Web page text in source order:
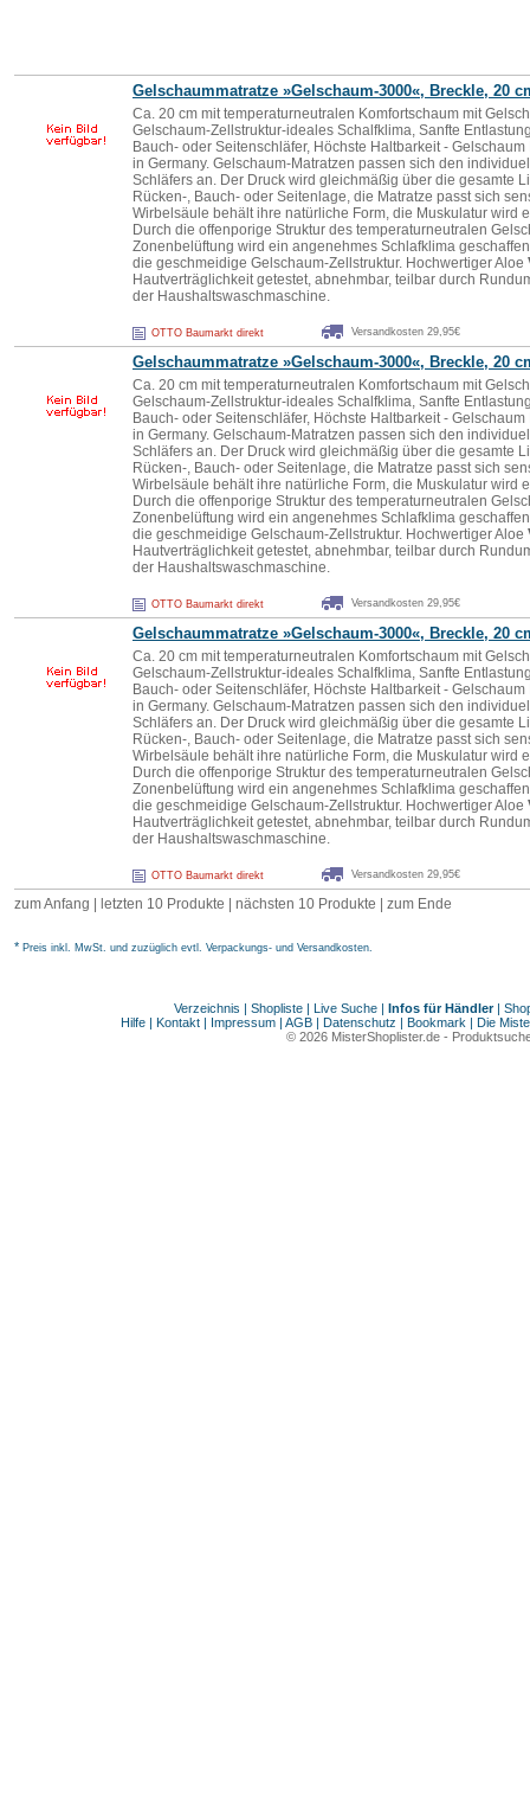
Gelschaummatratze »Gelschaum-3000«, Breckle, 20
Ca. 20 cm mit temperaturneutralen Komfortschaum mit
Gelschaum-Zellstruktur-ideales Schalfklima, Sanfte
Bauch- oder Seitenschläfer, Höchste Haltbarkeit -
in Germany. Gelschaum-Matratzen passen sich den
Schläfers an. Der Druck wird gleichmäßig über die gesamte
Rücken-, Bauch- oder Seitenlage, die Matratze passt sich
Wirbelsäule behält ihre natürliche Form, die Muskulatur wird
Durch die offenporige Struktur des temperaturneutralen
Zonenbelüftung wird ein angenehmes Schlafklima
die geschmeidige Gelschaum-Zellstruktur. Hochwertiger Aloe
Hautverträglichkeit getestet, abnehmbar, teilbar durch
der Haushaltswaschmaschine.
OTTO Baumarkt direkt Versandkosten 29,95€
Gelschaummatratze »Gelschaum-3000«, Breckle, 20
Ca. 20 cm mit temperaturneutralen Komfortschaum mit
Gelschaum-Zellstruktur-ideales Schalfklima, Sanfte
Bauch- oder Seitenschläfer, Höchste Haltbarkeit -
in Germany. Gelschaum-Matratzen passen sich den
Schläfers an. Der Druck wird gleichmäßig über die gesamte
Rücken-, Bauch- oder Seitenlage, die Matratze passt sich
Wirbelsäule behält ihre natürliche Form, die Muskulatur wird
Durch die offenporige Struktur des temperaturneutralen
Zonenbelüftung wird ein angenehmes Schlafklima
die geschmeidige Gelschaum-Zellstruktur. Hochwertiger Aloe
Hautverträglichkeit getestet, abnehmbar, teilbar durch
der Haushaltswaschmaschine.
OTTO Baumarkt direkt Versandkosten 29,95€
Gelschaummatratze »Gelschaum-3000«, Breckle, 20
Ca. 20 cm mit temperaturneutralen Komfortschaum mit
Gelschaum-Zellstruktur-ideales Schalfklima, Sanfte
Bauch- oder Seitenschläfer, Höchste Haltbarkeit -
in Germany. Gelschaum-Matratzen passen sich den
Schläfers an. Der Druck wird gleichmäßig über die gesamte
Rücken-, Bauch- oder Seitenlage, die Matratze passt sich
Wirbelsäule behält ihre natürliche Form, die Muskulatur wird
Durch die offenporige Struktur des temperaturneutralen
Zonenbelüftung wird ein angenehmes Schlafklima
die geschmeidige Gelschaum-Zellstruktur. Hochwertiger Aloe
Hautverträglichkeit getestet, abnehmbar, teilbar durch
der Haushaltswaschmaschine.
OTTO Baumarkt direkt Versandkosten 29,95€
zum Anfang letzten 10 Produkte nächsten 10 Produkte zum Ende
* Preis inkl. MwSt. und zuzüglich evtl. Verpackungs- und Versandkosten.
Verzeichnis | Shopliste| Live Suche| Infos für Händler|
Hilfe | Kontakt | Impressum | AGB | Datenschutz | Bookmark | Die
© 2026 MisterShoplister.de-